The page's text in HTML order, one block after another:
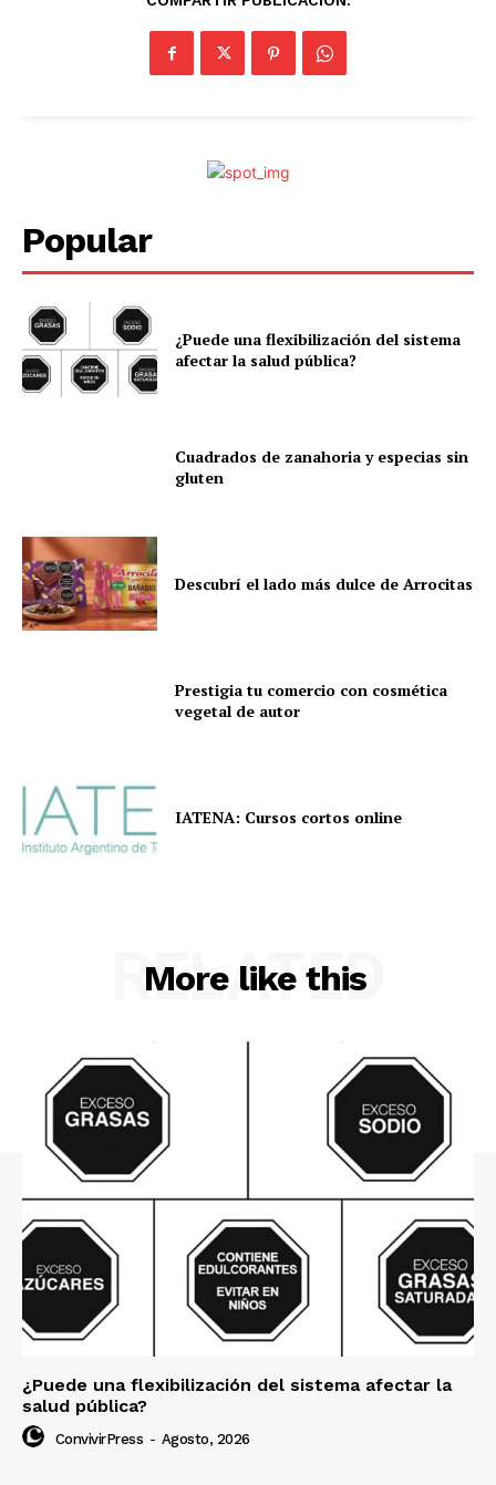
Popular
¿Puede una flexibilización del sistema
afectar la salud pública?
Cuadrados de zanahoria y especias sin
gluten
Descubrí el lado más dulce de Arrocitas
Prestigia tu comercio con cosmética
vegetal de autor
IATENA: Cursos cortos online
More like this
RELATED
¿Puede una flexibilización del sistema afectar la
salud pública?
ConvivirPress - Agosto, 2026